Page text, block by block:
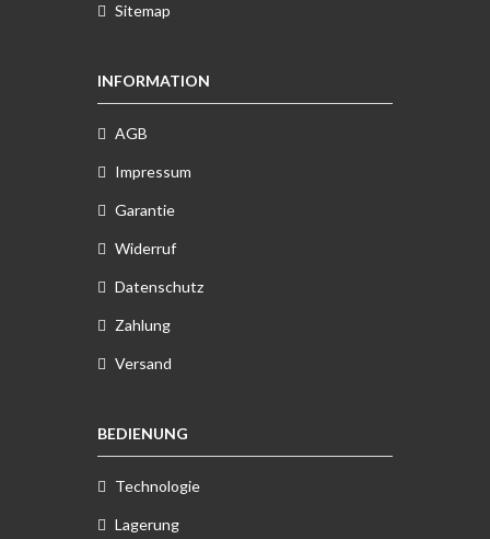
Sitemap
INFORMATION
AGB
Impressum
Garantie
Widerruf
Datenschutz
Zahlung
Versand
BEDIENUNG
Technologie
Lagerung